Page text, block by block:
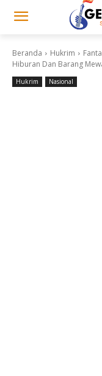
Beranda Hukrim
Hiburan Dan Barang
Hukrim Nasional